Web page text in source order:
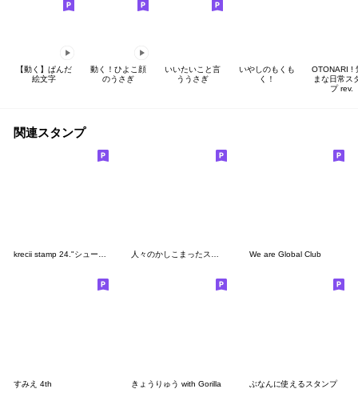
【動く】ぱんだ
絵文字
動く！ひよこ顔
のうさぎ
いいたいこと言
ううさぎ
いやしのもくも
く！
OTONARI !
まな日常ス
プ rev.
関連スタンプ
krecii stamp 24."シュールな会話" 人々のかしこまったスタンプ We are Global Club
すみえ 4th きょうりゅう with Gorilla ぶなんに使えるスタンプ